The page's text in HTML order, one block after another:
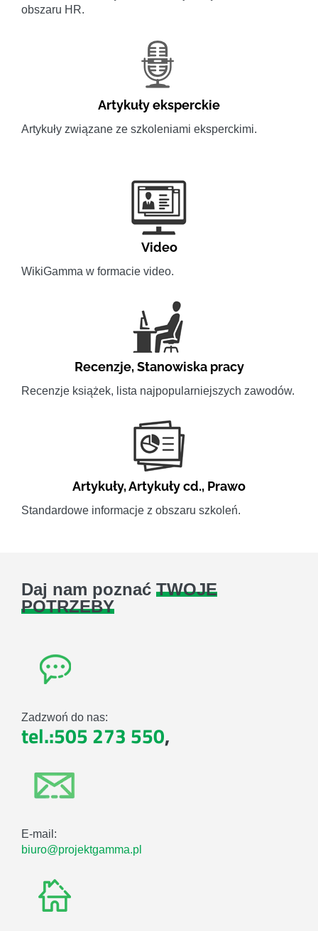
obszaru HR.
Artykuły eksperckie
Artykuły związane ze szkoleniami eksperckimi.
Video
WikiGamma w formacie video.
Recenzje,Stanowiska pracy
Recenzje książek, lista najpopularniejszych zawodów.
Artykuły,Artykuły cd., Prawo
Standardowe informacje z obszaru szkoleń.
Daj nam poznać TWOJE
POTRZEBY
Zadzwoń do nas:
tel.:505 273 550,
E-mail:
biuro@projektgamma.pl